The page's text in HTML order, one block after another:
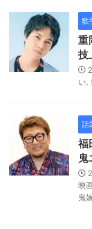
歌
重
技
い
話
福
鬼
映
鬼